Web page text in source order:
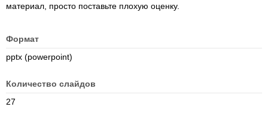
материал, просто поставьте плохую оценку.
Формат
pptx (powerpoint)
Количество слайдов
27